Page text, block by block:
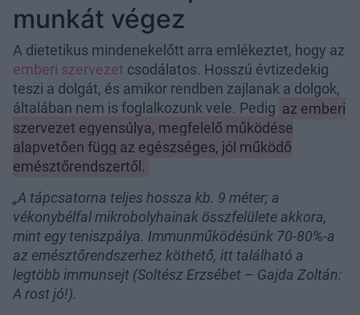
munkát végez
A dietetikus mindenekelőtt arra emlékeztet, hogy az
emberi szervezet csodálatos. Hosszú évtizedekig
teszi a dolgát, és amikor rendben zajlanak a dolgok,
általában nem is foglalkozunk vele. Pedig az emberi
szervezet egyensúlya, megfelelő működése
alapvetően függ az egészséges, jól működő
emésztőrendszertől.
„A tápcsatorna teljes hossza kb. 9 méter; a
vékonybélfal mikrobolyhainak összfelülete akkora,
mint egy teniszpálya. Immunműködésünk 70-80%-a
az emésztőrendszerhez köthető, itt található a
legtöbb immunsejt (Soltész Erzsébet – Gajda Zoltán:
A rost jó!).